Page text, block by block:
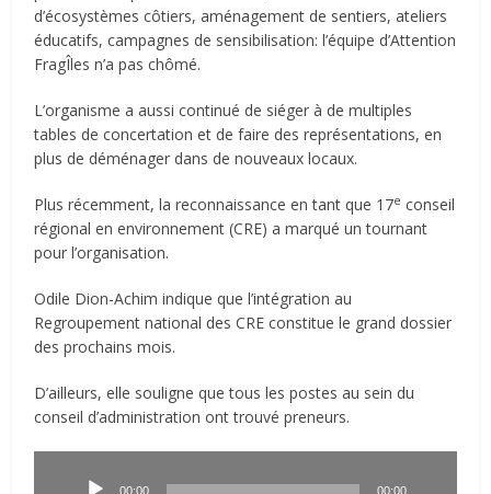
d’écosystèmes côtiers, aménagement de sentiers, ateliers
éducatifs, campagnes de sensibilisation: l’équipe d’Attention
FragÎles n’a pas chômé.
L’organisme a aussi continué de siéger à de multiples
tables de concertation et de faire des représentations, en
plus de déménager dans de nouveaux locaux.
Plus récemment, la reconnaissance en tant que 17e conseil
régional en environnement (CRE) a marqué un tournant
pour l’organisation.
Odile Dion-Achim indique que l’intégration au
Regroupement national des CRE constitue le grand dossier
des prochains mois.
D’ailleurs, elle souligne que tous les postes au sein du
conseil d’administration ont trouvé preneurs.
00:00 00:00